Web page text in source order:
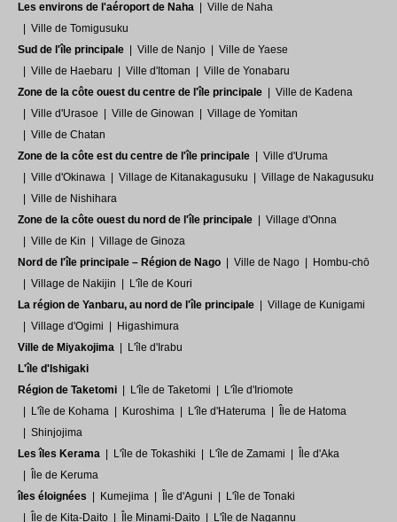
Les environs de l'aéroport de Naha
Ville de Naha
Ville de Tomigusuku
Sud de l'île principale
Ville de Nanjo
Ville de Yaese
Ville de Haebaru
Ville d'Itoman
Ville de Yonabaru
Zone de la côte ouest du centre de l'île principale
Ville de Kadena
Ville d'Urasoe
Ville de Ginowan
Village de Yomitan
Ville de Chatan
Zone de la côte est du centre de l'île principale
Ville d'Uruma
Ville d'Okinawa
Village de Kitanakagusuku
Village de Nakagusuku
Ville de Nishihara
Zone de la côte ouest du nord de l'île principale
Village d'Onna
Ville de Kin
Village de Ginoza
Nord de l'île principale – Région de Nago
Ville de Nago
Hombu-chō
Village de Nakijin
L'île de Kouri
La région de Yanbaru, au nord de l'île principale
Village de Kunigami
Village d'Ogimi
Higashimura
Ville de Miyakojima
L'île d'Irabu
L'île d'Ishigaki
Région de Taketomi
L'île de Taketomi
L'île d'Iriomote
L'île de Kohama
Kuroshima L'île d'Hateruma
Île de Hatoma
Shinjojima
Les îles Kerama
L'île de Tokashiki L'île de Zamami
Île d'Aka
Île de Keruma
îles éloignées
Kumejima Île d'Aguni
L'île de Tonaki
Île de Kita-Daito
Île Minami-Daito
L'île de Nagannu